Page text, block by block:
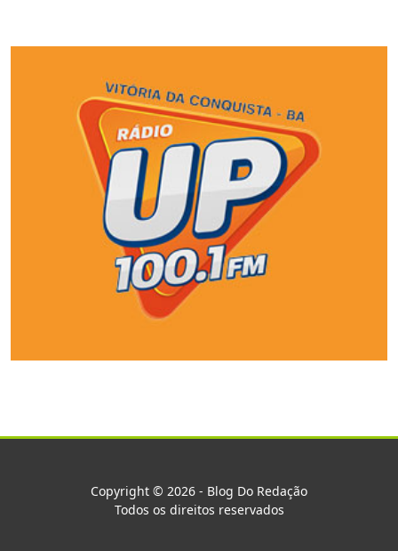
Copyright © 2026 - Blog Do Redação
Todos os direitos reservados